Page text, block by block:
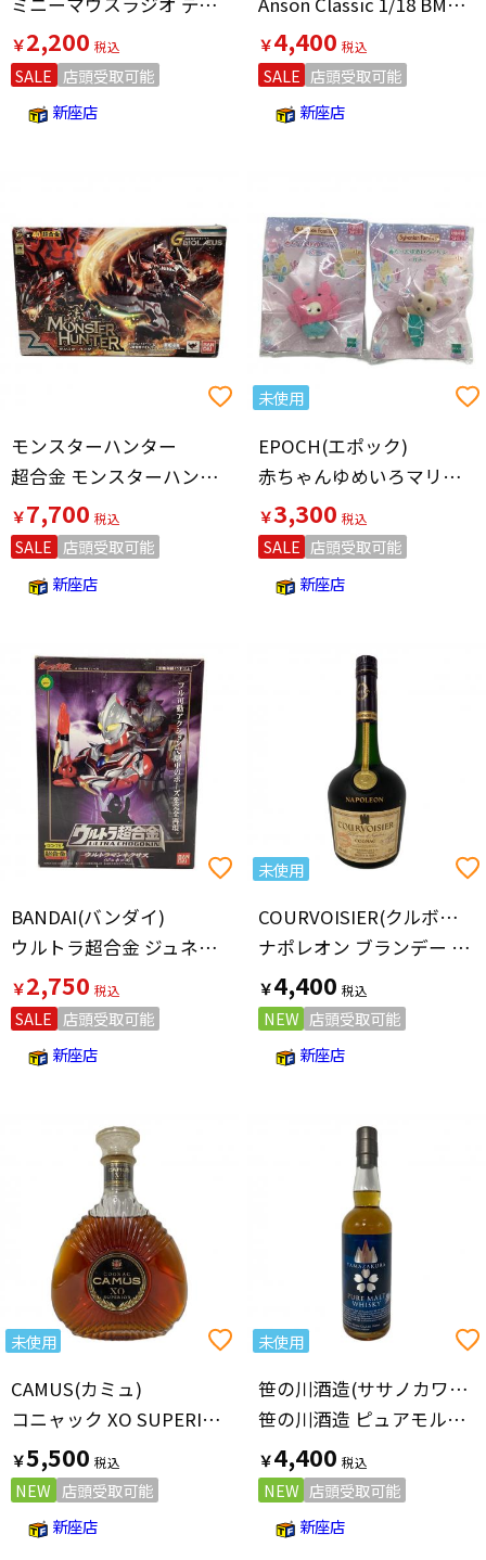
￥2,200
SALE 店頭受取可能
新座店
￥4,400
SALE 店頭受取可能
新座店
モンスターハンター
超合金 モンスターハンター G級変形リオレウス
￥7,700
SALE 店頭受取可能
新座店
未使用
EPOCH(エポック)
赤ちゃんゆめいろマリン カニ・カメセット シルバニアファミリー
￥3,300
SALE 店頭受取可能
新座店
BANDAI(バンダイ)
ウルトラ超合金 ジュネッス
￥2,750
SALE 店頭受取可能
新座店
未使用
COURVOISIER(クルボアジェ)
ナポレオン ブランデー 700ml
￥4,400
NEW 店頭受取可能
新座店
未使用
CAMUS(カミュ)
コニャック XO SUPERIOR 700ml
￥5,500
NEW 店頭受取可能
新座店
未使用
笹の川酒造(ササノカワシュゾウ)
笹の川酒造 ピュアモルト ヤマザクラ ウィスキー 700ml
￥4,400
NEW 店頭受取可能
新座店